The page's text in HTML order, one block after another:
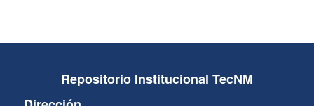
Repositorio Institucional TecNM